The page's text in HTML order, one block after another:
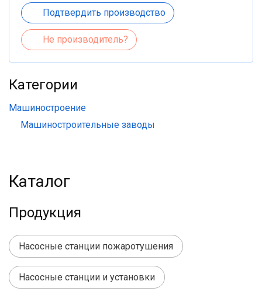
Подтвердить производство
Не производитель?
Категории
Машиностроение
Машиностроительные заводы
Каталог
Продукция
Насосные станции пожаротушения
Насосные станции и установки